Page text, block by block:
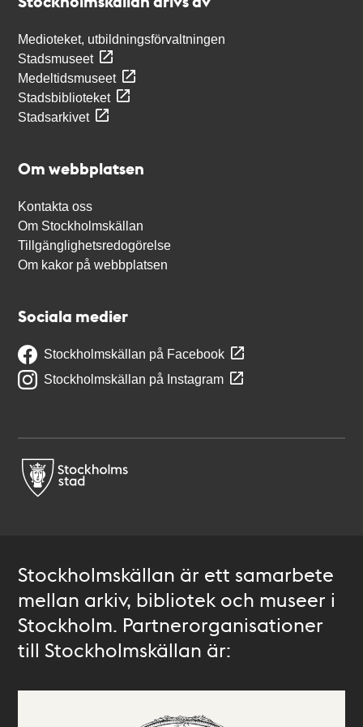
Medioteket, utbildningsförvaltningen
Stadsmuseet
Medeltidsmuseet
Stadsbiblioteket
Stadsarkivet
Om webbplatsen
Kontakta oss
Om Stockholmskällan
Tillgänglighetsredogörelse
Om kakor på webbplatsen
Sociala medier
Stockholmskällan på Facebook
Stockholmskällan på Instagram
Stockholmskällan är ett samarbete
mellan arkiv, bibliotek och museer i
Stockholm. Partnerorganisationer
till Stockholmskällan är: